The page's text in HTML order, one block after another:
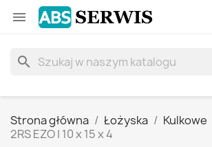

search
Strona główna Łożyska Kulkowe
2RS EZO | 10 x 15 x 4